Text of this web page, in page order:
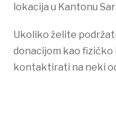
lokacija u Kantonu
Ukoliko želite
donacijom kao fizičko
kontaktirati na neki